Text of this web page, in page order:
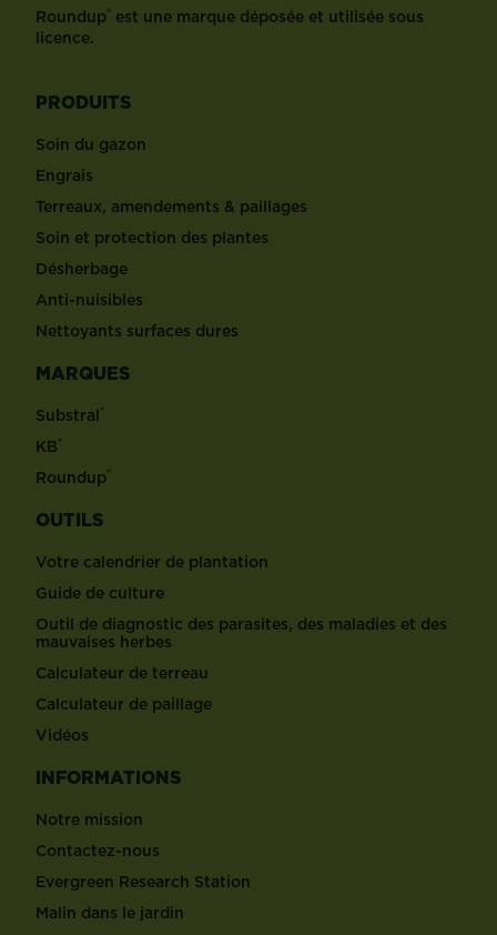
Roundup® est une marque déposée et utilisée sous
licence.
PRODUITS
Soin du gazon
Engrais
Terreaux, amendements & paillages
Soin et protection des plantes
Désherbage
Anti-nuisibles
Nettoyants surfaces dures
MARQUES
Substral®
KB®
Roundup®
OUTILS
Votre calendrier de plantation
Guide de culture
Outil de diagnostic des parasites, des maladies et des
mauvaises herbes
Calculateur de terreau
Calculateur de paillage
Vidéos
INFORMATIONS
Notre mission
Contactez-nous
Evergreen Research Station
Malin dans le jardin